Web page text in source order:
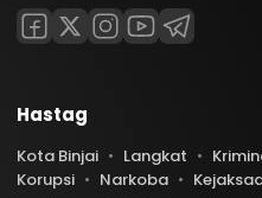
Hastag
Kota Binjai Langkat
Korupsi
Narkoba